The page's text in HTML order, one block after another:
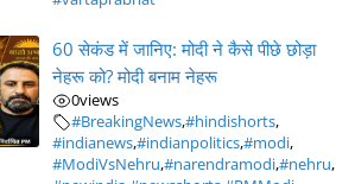
60 सेकंड में जानिए: मोदी ने कैसे पीछे छोड़ा
नेहरू को? मोदी बनाम नेहरू
0views
#BreakingNews,#hindishorts,
#indianews,#indianpolitics,#modi,
#ModiVsNehru,#narendramodi,#nehru,